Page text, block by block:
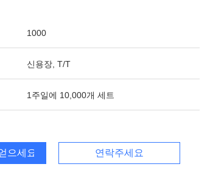
1000
신용장, T/T
1주일에 10,000개 세트
으세요 연락주세요